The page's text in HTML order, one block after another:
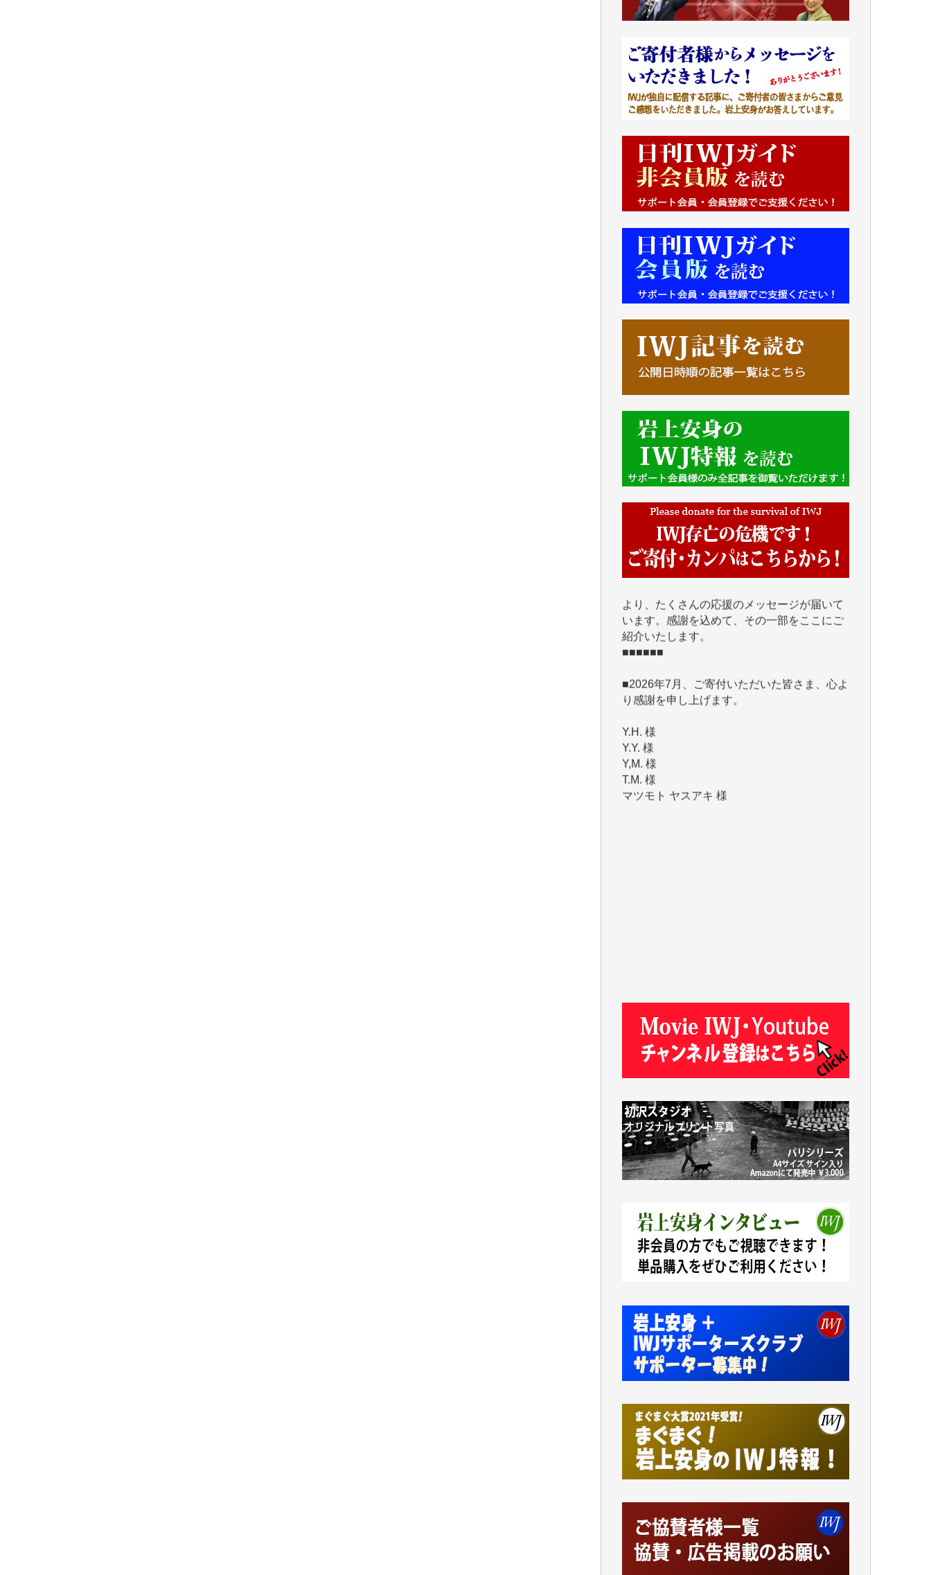
■■■■■■
IWJには、ご寄付・カンパをいただいた方々
より、たくさんの応援のメッセージが届いて
紹介いたします。
■■■■■■
■2026年7月、ご寄付いただいた皆さま、心よ
Y.H. 様
Y,M. 様
T.M. 様
マツモト ヤスアキ 様
マシオン 恵美香 様
岩井 祐子 様
T.K. 様
ASAKO TAKAESU 様
マシオン恵美香 様
平野智生 様
徳山匡 様
金 盛起 様
塩川 晃平 様
松本益美 様
井出 隆太 様
及川昭男 様
藤田英之 様
藤岡比左志 様
井出 隆太 様
小池説夫 様
アオキカナメ 様
諸般の事情によりIWJ会費払えず今は非会員
です。市民側に立つ講演会にIWJのカメラマ
ンをよく拝見しております。コンテンツが失
われるのはあまりにもったいない。少しでも
お役立てください。（H.O.様）
今日、僅かですがカンパしました。（T.M.
様）
今日、僅かですがカンパしました。IWJの危
機を乗り切るには到底及ばない額ですが病気
パです。
かねてよりIWJが発してきた膨大な取材記事
や解説記事、そして各界の方々とのインタビ
ューは大袈裟ではなく、極めて重要な知的財
産だと思っています。